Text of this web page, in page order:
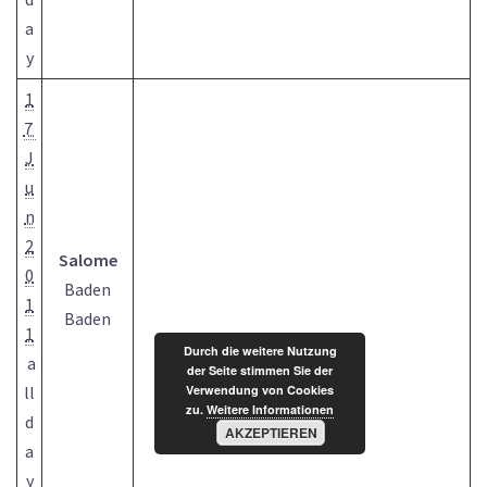
a
y
1
7
J
u
n
2
0
1
1
a
ll
d
a
y
Salome
Baden
Baden
Durch die weitere Nutzung
der Seite stimmen Sie der
Verwendung von Cookies
zu. Weitere Informationen
AKZEPTIEREN